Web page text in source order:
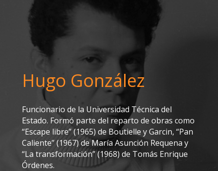
Hugo González
Funcionario de la Universidad Técnica del
Estado. Formó parte del reparto de obras como
“Escape libre” (1965) de Boutielle y Garcin, “Pan
Caliente” (1967) de María Asunción Requena y
“La transformación” (1968) de Tomás Enrique
Órdenes.